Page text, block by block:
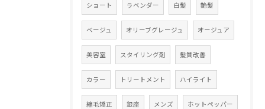
ショート ラベンダー 白髪 艶髪
ベージュ オリーブグレージュ オージュア
美容室 スタイリング剤 髪質改善
カラー トリートメント ハイライト
縮毛矯正 銀座 メンズ ホットペッパー